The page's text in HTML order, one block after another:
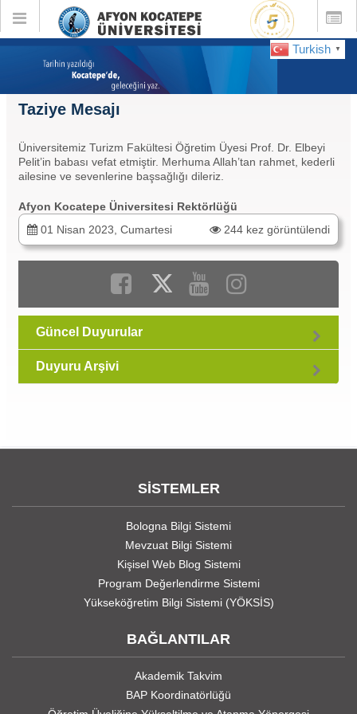
Toggle
global
Toggle
Turkish ▼
Taziye Mesajı
Üniversitemiz Turizm Fakültesi Öğretim Üyesi Prof. Dr. Elbeyi
Pelit’in babası vefat etmiştir. Merhuma Allah’tan rahmet, kederli
ailesine ve sevenlerine başsağlığı dileriz.
Afyon Kocatepe Üniversitesi Rektörlüğü
01 Nisan 2023, Cumartesi
244 kez görüntülendi
Güncel Duyurular
Duyuru Arşivi
SİSTEMLER
Bologna Bilgi Sistemi
Mevzuat Bilgi Sistemi
Kişisel Web Blog Sistemi
Program Değerlendirme Sistemi
Yükseköğretim Bilgi Sistemi (YÖKSİS)
BAĞLANTILAR
Akademik Takvim
BAP Koordinatörlüğü